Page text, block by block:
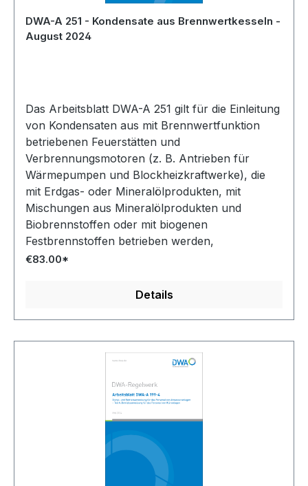
DWA-A 251 - Kondensate aus Brennwertkesseln -
August 2024
Das Arbeitsblatt DWA-A 251 gilt für die Einleitung
von Kondensaten aus mit Brennwertfunktion
betriebenen Feuerstätten und
Verbrennungsmotoren (z. B. Antrieben für
Wärmepumpen und Blockheizkraftwerke), die
mit Erdgas- oder Mineralölprodukten, mit
Mischungen aus Mineralölprodukten und
Biobrennstoffen oder mit biogenen
Festbrennstoffen betrieben werden,
einschließlich der zugehörigen Abgasanlagen. Es
Kondensats in das öffentliche Kanalnetz
Bestandschutz der abwassertechnischen
Anlagen Sorge zu tragen und die bei der
Abwasserbehandlung anfallenden Reststoffe
Kontaminationen zu schützen. Im überarbeiteten
Arbeitsblatt DWA-A 251 wurden zu den
bisherigen Anforderungen für Öl- und Gas-
Brennwertkesseln, erstmals auch
Anforderungen für Brennwertkessel für biogene
Festbrennstoffe und Biogase aufgenommen.
€83.00*
Details